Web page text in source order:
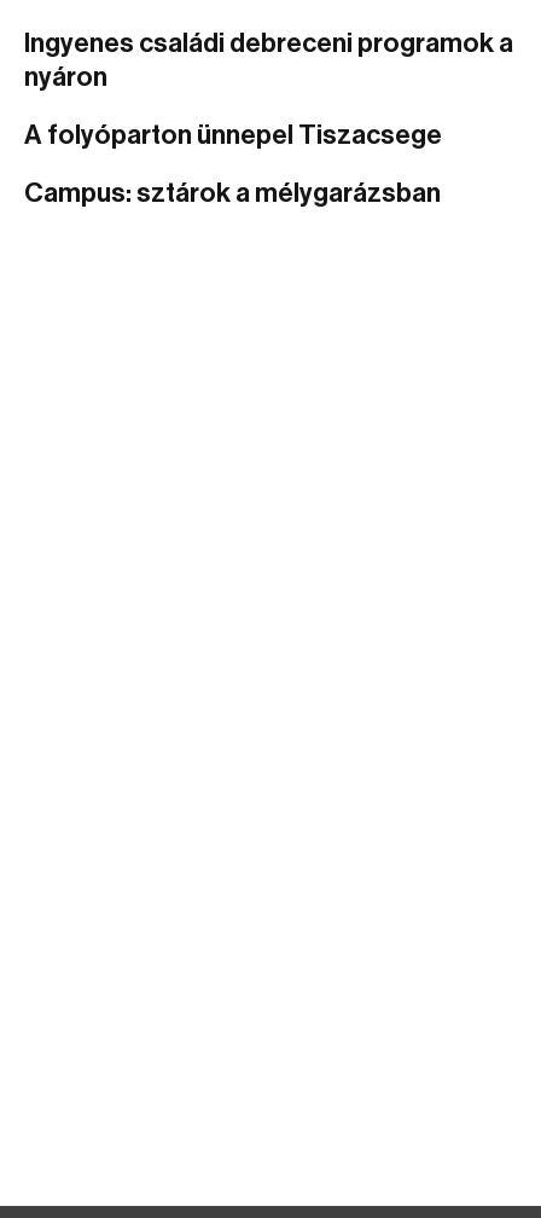
Ingyenes családi debreceni programok a
nyáron
A folyóparton ünnepel Tiszacsege
Campus: sztárok a mélygarázsban